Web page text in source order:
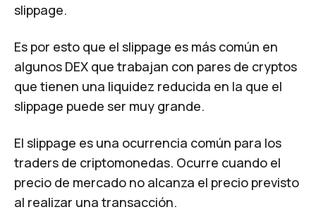
slippage.
Es por esto que el slippage es más común en
algunos DEX que trabajan con pares de cryptos
que tienen una liquidez reducida en la que el
slippage puede ser muy grande.
El slippage es una ocurrencia común para los
traders de criptomonedas. Ocurre cuando el
precio de mercado no alcanza el precio previsto
al realizar una transacción.